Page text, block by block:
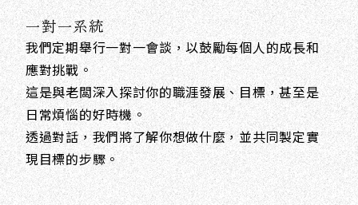
一對一系統
我們定期舉行一對一會談，以鼓勵每個人的成長和
應對挑戰。
這是與老闆深入探討你的職涯發展、目標，甚至是
日常煩惱的好時機。
透過對話，我們將了解你想做什麼，並共同製定實
現目標的步驟。